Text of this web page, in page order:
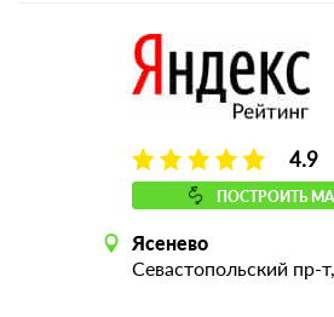
4.9
ПОСТРОИТЬ
Ясенево
Севастопольский пр-